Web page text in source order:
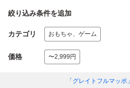
絞り込み条件を追加
カテゴリ おもちゃ、ゲーム
価格 〜2,999円
「グレイトフルマッポ」